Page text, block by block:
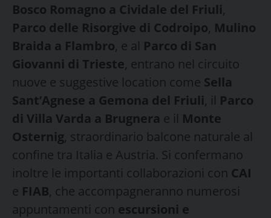
Bosco Romagno a Cividale del Friuli,
Parco delle Risorgive di Codroipo, Mulino
Braida a Flambro, e al Parco di San
Giovanni di Trieste, entrano nel circuito
nuove e suggestive location come Sella
Sant’Agnese a Gemona del Friuli, il Parco
di Villa Varda a Brugnera e il Monte
Osternig, straordinario balcone naturale al
confine tra Italia e Austria. Si confermano
inoltre le importanti collaborazioni con CAI
e FIAB, che accompagneranno numerosi
appuntamenti con escursioni e